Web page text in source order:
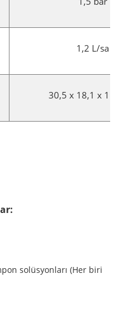
1,2 L/sa
30,5 x 18,1 x
solüsyonları (Her biri